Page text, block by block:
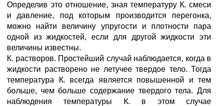
Определив это отношение, зная температуру К. смеси
и давление, под которым производится перегонка,
можно найти величину упругости и плотности пара
одной из жидкостей, если для другой жидкости эти
величины известны.
К. растворов. Простейший случай наблюдается, когда в
жидкости растворено не летучее твердое тело. Тогда
температура К. всегда является повышенной и тем
больше, чем больше содержание твердого тела. Для
наблюдения температуры К. в этом случае